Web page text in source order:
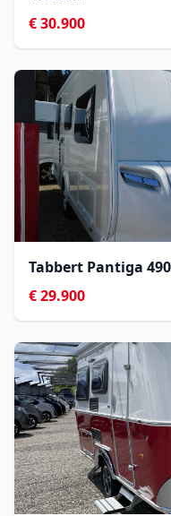
€ 30.900
Tabbert Pantiga 490
€ 29.900